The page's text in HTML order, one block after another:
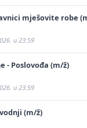
mješovite robe
u 23:59
- Poslovođa (m/ž)
u 23:59
(m/ž)